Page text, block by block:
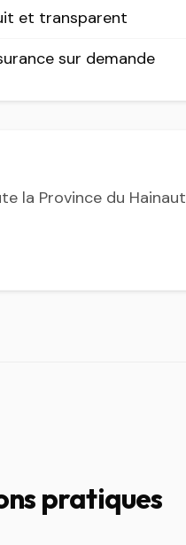
et transparent
sur demande
la Province du Hainaut
pratiques